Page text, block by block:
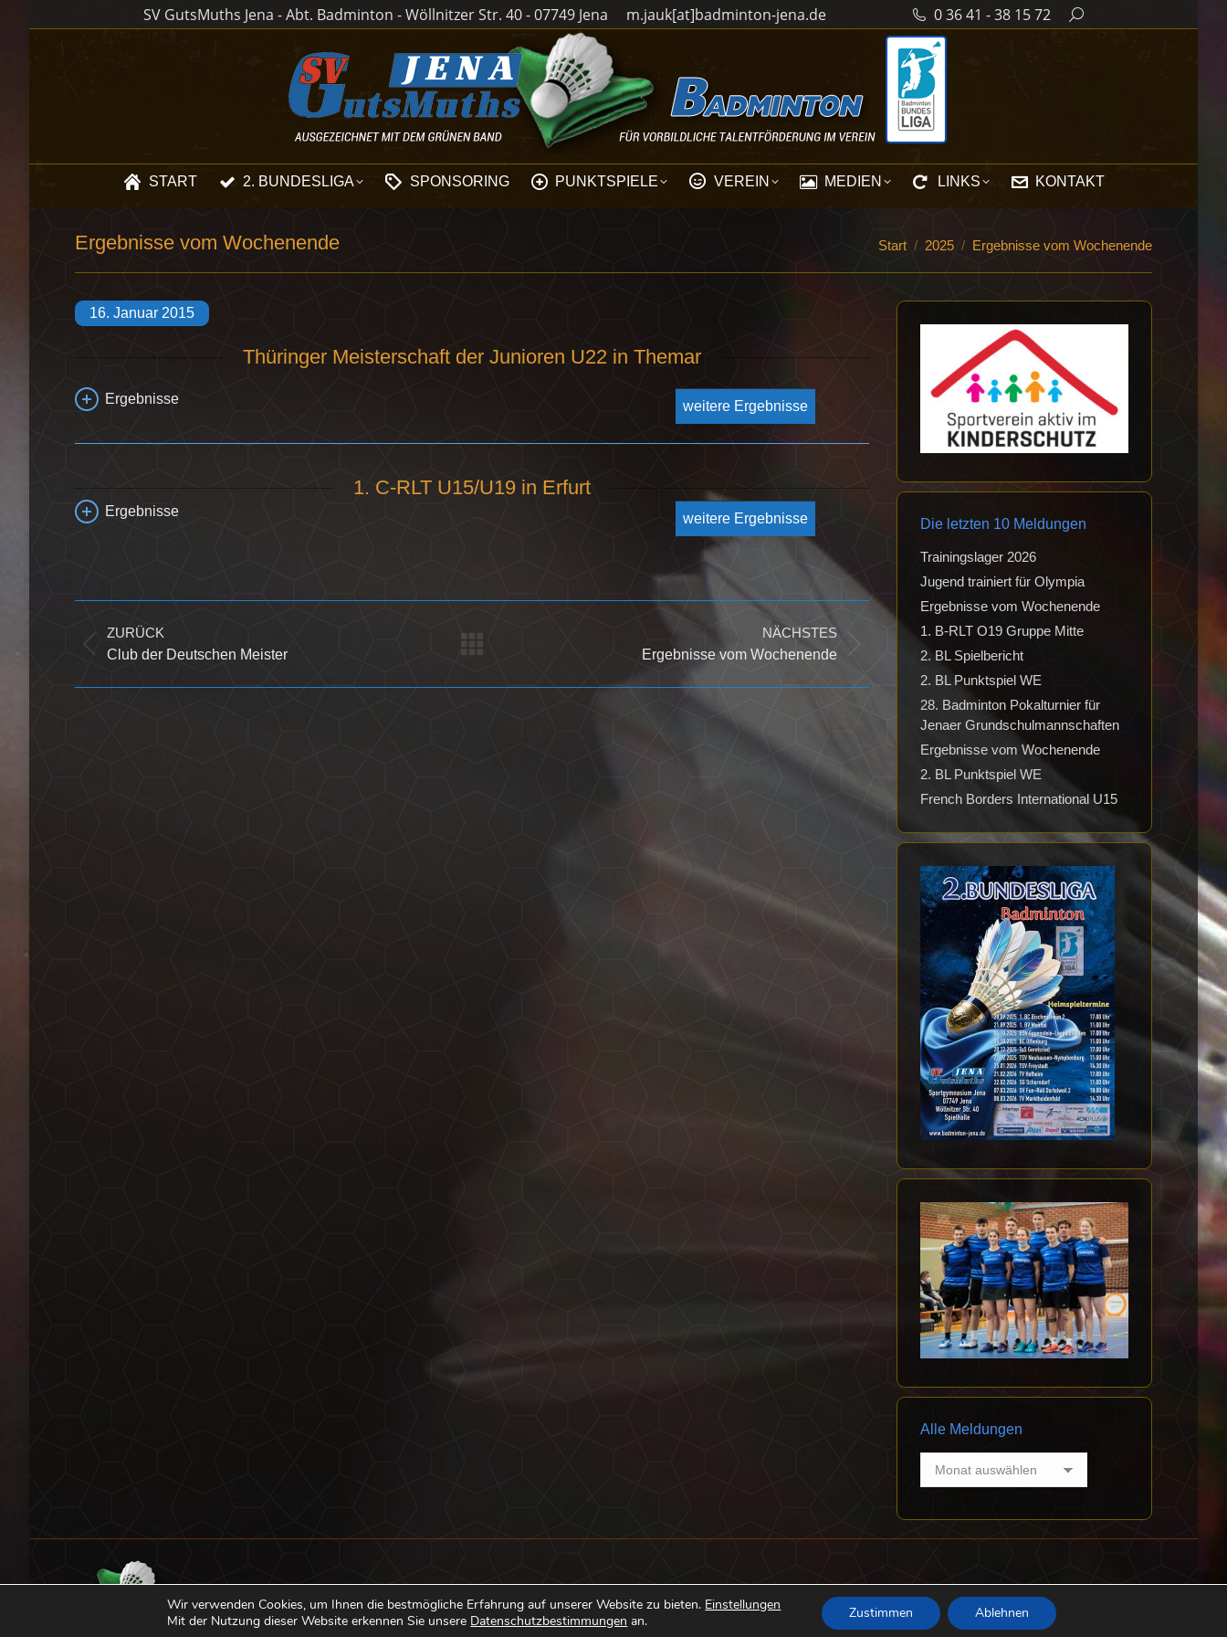
SV GutsMuths Jena - Abt. Badminton - Wöllnitzer Str. 40 - 07749 Jena m.jauk[at]badminton-jena.de 0 36 41 - 38 15 72 Search:
START 2. BUNDESLIGA SPONSORING PUNKTSPIELE VEREIN MEDIEN LINKS KONTAKT
Ergebnisse vom Wochenende Sie befinden sich hier:
Start 2025 Ergebnisse vom Wochenende
16. Januar 2015
Thüringer Meisterschaft der Junioren U22 in Themar
Ergebnisse weitere Ergebnisse
1. C-RLT U15/U19 in Erfurt
Ergebnisse weitere Ergebnisse
ZURÜCK
Vorheriger
Club der Deutschen Meister
NÄCHSTES
Ergebnisse vom Wochenende
Die letzten 10 Meldungen
Trainingslager 2026
Jugend trainiert für Olympia
Ergebnisse vom Wochenende
1. B-RLT O19 Gruppe Mitte
2. BL Spielbericht
2. BL Punktspiel WE
28. Badminton Pokalturnier für
Jenaer Grundschulmannschaften
Ergebnisse vom Wochenende
2. BL Punktspiel WE
French Borders International U15
Alle Meldungen
Alle
Wir verwenden Cookies, um Ihnen die bestmögliche Erfahrung auf unserer Website zu bieten. Einstellungen
Mit der Nutzung dieser Website erkennen Sie unsere Datenschutzbestimmungen an. Zustimmen Ablehnen